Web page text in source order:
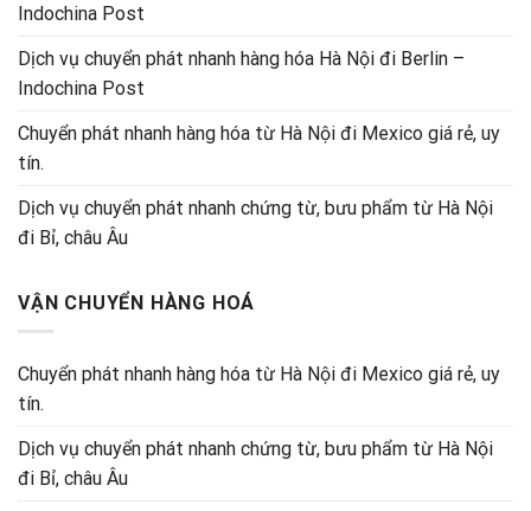
Indochina Post
Dịch vụ chuyển phát nhanh hàng hóa Hà Nội đi Berlin –
Indochina Post
Chuyển phát nhanh hàng hóa từ Hà Nội đi Mexico giá rẻ, uy
tín.
Dịch vụ chuyển phát nhanh chứng từ, bưu phẩm từ Hà Nội
đi Bỉ, châu Âu
VẬN CHUYỂN HÀNG HOÁ
Chuyển phát nhanh hàng hóa từ Hà Nội đi Mexico giá rẻ, uy
tín.
Dịch vụ chuyển phát nhanh chứng từ, bưu phẩm từ Hà Nội
đi Bỉ, châu Âu